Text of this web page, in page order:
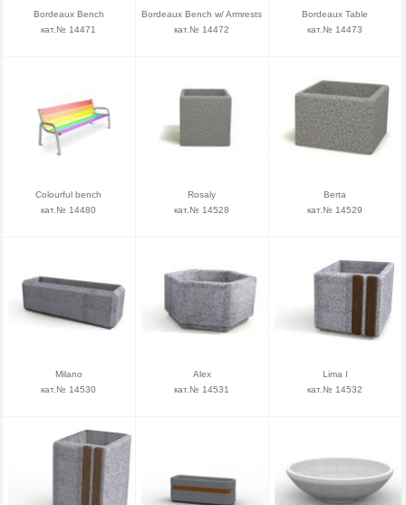
Bordeaux Bench
кат.№ 14471
Bordeaux Bench w/ Armrests
кат.№ 14472
Bordeaux Table
кат.№ 14473
Colourful bench
кат.№ 14480
Rosaly
кат.№ 14528
Berta
кат.№ 14529
Milano
кат.№ 14530
Alex
кат.№ 14531
Lima I
кат.№ 14532